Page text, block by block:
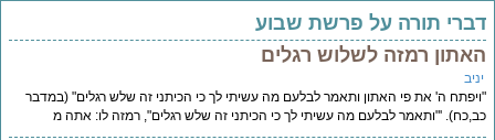
תורה על פרשת שבוע
רמזה לשלוש רגלים
ה' את פי האתון ותאמר לבלעם מה עשיתי לך כי הכיתני זה שלש רגלים" (במדבר
'"ותאמר לבלעם מה עשיתי לך כי הכיתני זה שלש רגלים", רמזה לו: אתה מ